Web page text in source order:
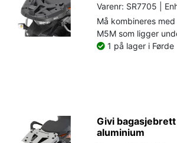
Varenr: SR7705 |
Må kombineres
M5M som ligger
1 på lager i Førde
Givi
aluminium